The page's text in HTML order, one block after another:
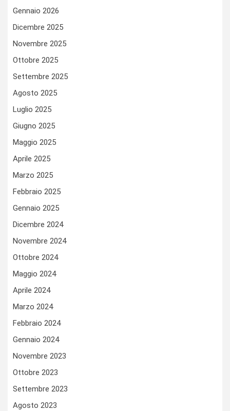
Gennaio 2026
Dicembre 2025
Novembre 2025
Ottobre 2025
Settembre 2025
Agosto 2025
Luglio 2025
Giugno 2025
Maggio 2025
Aprile 2025
Marzo 2025
Febbraio 2025
Gennaio 2025
Dicembre 2024
Novembre 2024
Ottobre 2024
Maggio 2024
Aprile 2024
Marzo 2024
Febbraio 2024
Gennaio 2024
Novembre 2023
Ottobre 2023
Settembre 2023
Agosto 2023